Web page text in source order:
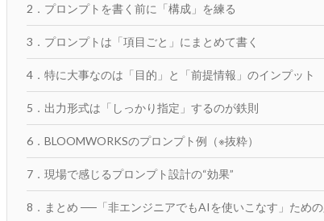
2．プロンプトを書く前に「構成」を練る
3．プロンプトは「項目ごと」にまとめて書く
4．特に大事なのは「目的」と「前提情報」のインプット
5．出力形式は「しっかり指定」するのが鉄則
6．BLOOMWORKSのプロンプト例（※抜粋）
7．現場で感じるプロンプト設計の“効果”
8．まとめ ──「非エンジニアでもAIを使いこなす」ため